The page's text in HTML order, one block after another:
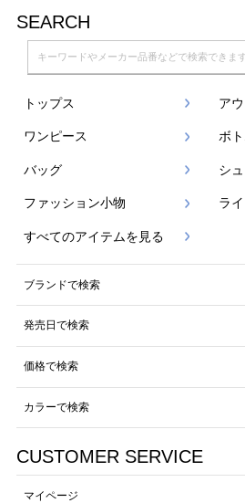
SEARCH
トップス ア
ワンピース ボ
バッグ シ
ファッション小物 ラ
すべてのアイテムを見る
ブランドで検索
発売日で検索
価格で検索
カラーで検索
CUSTOMER SERVICE
マイページ